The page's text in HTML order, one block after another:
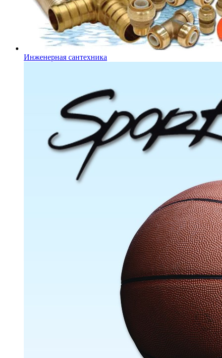
Инженерная сантехника